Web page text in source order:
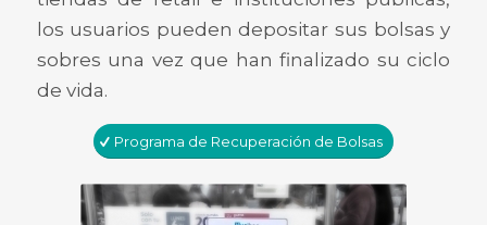
los usuarios pueden depositar sus bolsas y
sobres una vez que han finalizado su ciclo
de vida.
Programa de Recuperación de Bolsas